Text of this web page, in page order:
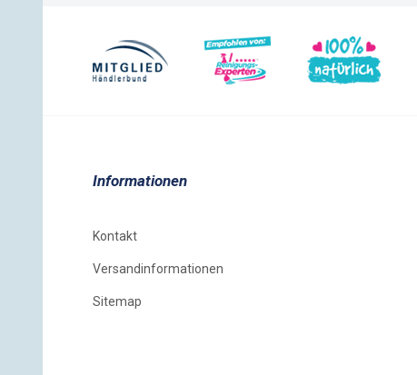
Informationen
Kontakt
Versandinformationen
Sitemap